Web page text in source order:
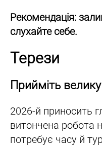
Рекомендація:
слухайте себе.
Терези
Прийміть
2026-й приносить
витончена робота
потребує часу й